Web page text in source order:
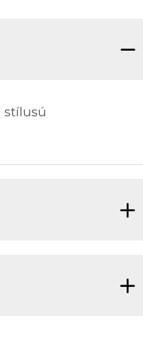
stílusú